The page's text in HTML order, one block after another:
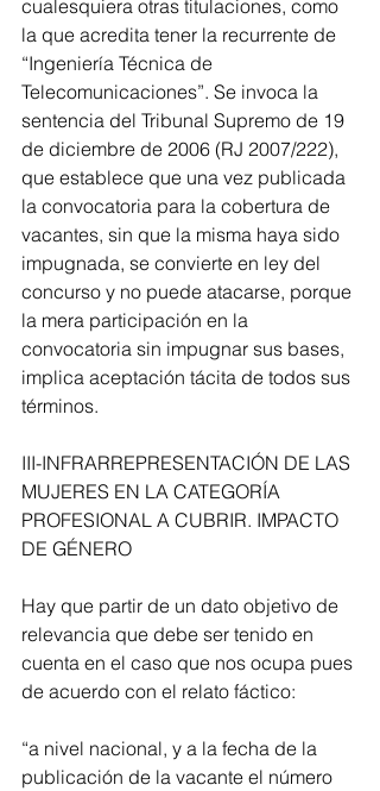
cualesquiera otras titulaciones, como
la que acredita tener la recurrente de
“Ingeniería Técnica de
Telecomunicaciones”. Se invoca la
sentencia del Tribunal Supremo de 19
de diciembre de 2006 (RJ 2007/222),
que establece que una vez publicada
la convocatoria para la cobertura de
vacantes, sin que la misma haya sido
impugnada, se convierte en ley del
concurso y no puede atacarse, porque
la mera participación en la
convocatoria sin impugnar sus bases,
implica aceptación tácita de todos sus
términos.
III-INFRARREPRESENTACIÓN DE LAS
MUJERES EN LA CATEGORÍA
PROFESIONAL A CUBRIR. IMPACTO
DE GÉNERO
Hay que partir de un dato objetivo de
relevancia que debe ser tenido en
cuenta en el caso que nos ocupa pues
de acuerdo con el relato fáctico:
“a nivel nacional, y a la fecha de la
publicación de la vacante el número